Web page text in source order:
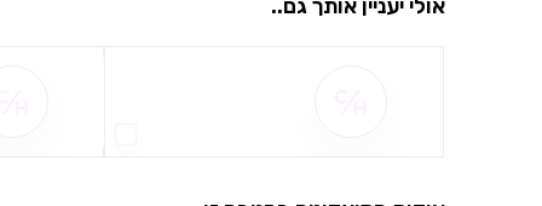
אולי יעניין אותך גם..